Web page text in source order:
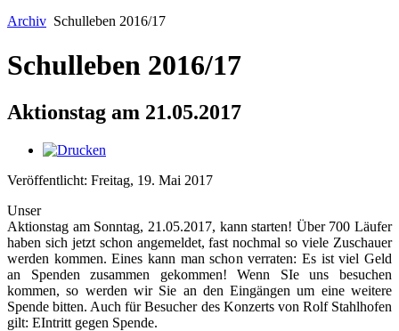
Archiv Schulleben 2016/17
Schulleben 2016/17
Aktionstag am 21.05.2017
Veröffentlicht: Freitag, 19. Mai 2017
Unser
Aktionstag am Sonntag, 21.05.2017, kann starten! Über 700 Läufer
haben sich jetzt schon angemeldet, fast nochmal so viele Zuschauer
werden kommen. Eines kann man schon verraten: Es ist viel Geld
an Spenden zusammen gekommen! Wenn SIe uns besuchen
kommen, so werden wir Sie an den Eingängen um eine weitere
Spende bitten. Auch für Besucher des Konzerts von Rolf Stahlhofen
gilt: EIntritt gegen Spende.